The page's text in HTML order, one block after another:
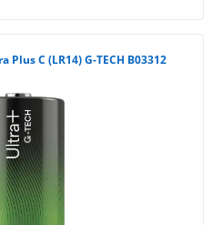
C (LR14) G-TECH B03312